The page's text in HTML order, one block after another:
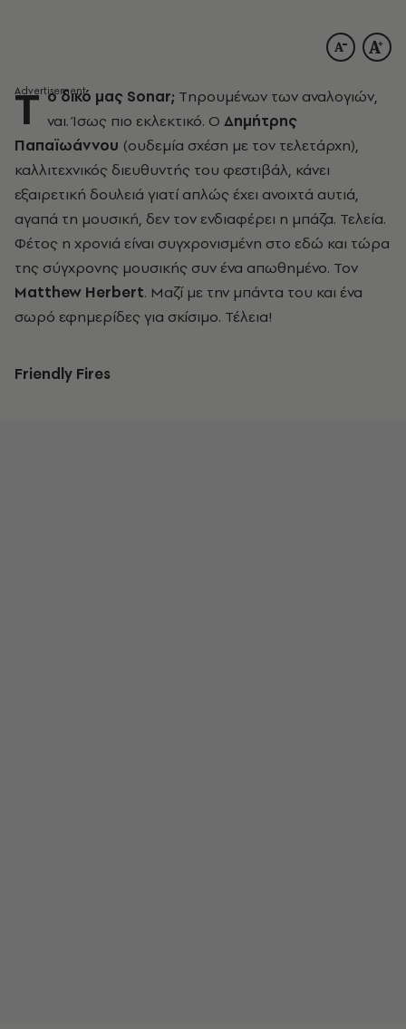
T o δικό μας Sonar; Tηρουμένων των αναλογιών,
ναι. Ίσως πιο εκλεκτικό. Ο Δημήτρης
Παπαϊωάννου (ουδεμία σχέση με τον τελετάρχη),
καλλιτεχνικός διευθυντής του φεστιβάλ, κάνει
εξαιρετική δουλειά γιατί απλώς έχει ανοιχτά αυτιά,
αγαπά τη μουσική, δεν τον ενδιαφέρει η μπάζα. Τελεία.
Φέτος η χρονιά είναι συγχρονισμένη στο εδώ και τώρα
της σύγχρονης μουσικής συν ένα απωθημένο. Τον
Matthew Herbert. Mαζί με την μπάντα του και ένα
σωρό εφημερίδες για σκίσιμο. Τέλεια!
Friendly Fires